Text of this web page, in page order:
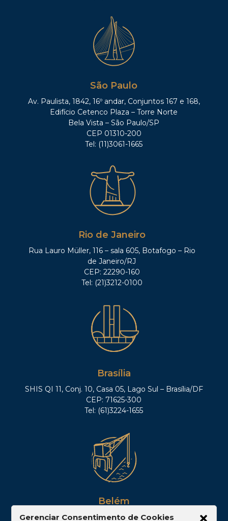
São Paulo
Av. Paulista, 1842, 16º andar, Conjuntos 167 e 168,
Edifício Cetenco Plaza – Torre Norte
Bela Vista – São Paulo/SP
CEP 01310-200
Tel: (11)3061-1665
Rio de Janeiro
Rua Lauro Müller, 116 – sala 605, Botafogo – Rio
de Janeiro/RJ
CEP: 22290-160
Tel: (21)3212-0100
Brasília
SHIS QI 11, Conj. 10, Casa 05, Lago Sul – Brasília/DF
CEP: 71625-300
Tel: (61)3224-1655
Belém
Av. Visconde de Souza Franco, 05, Sala 2102 –
Gerenciar Consentimento de Cookies